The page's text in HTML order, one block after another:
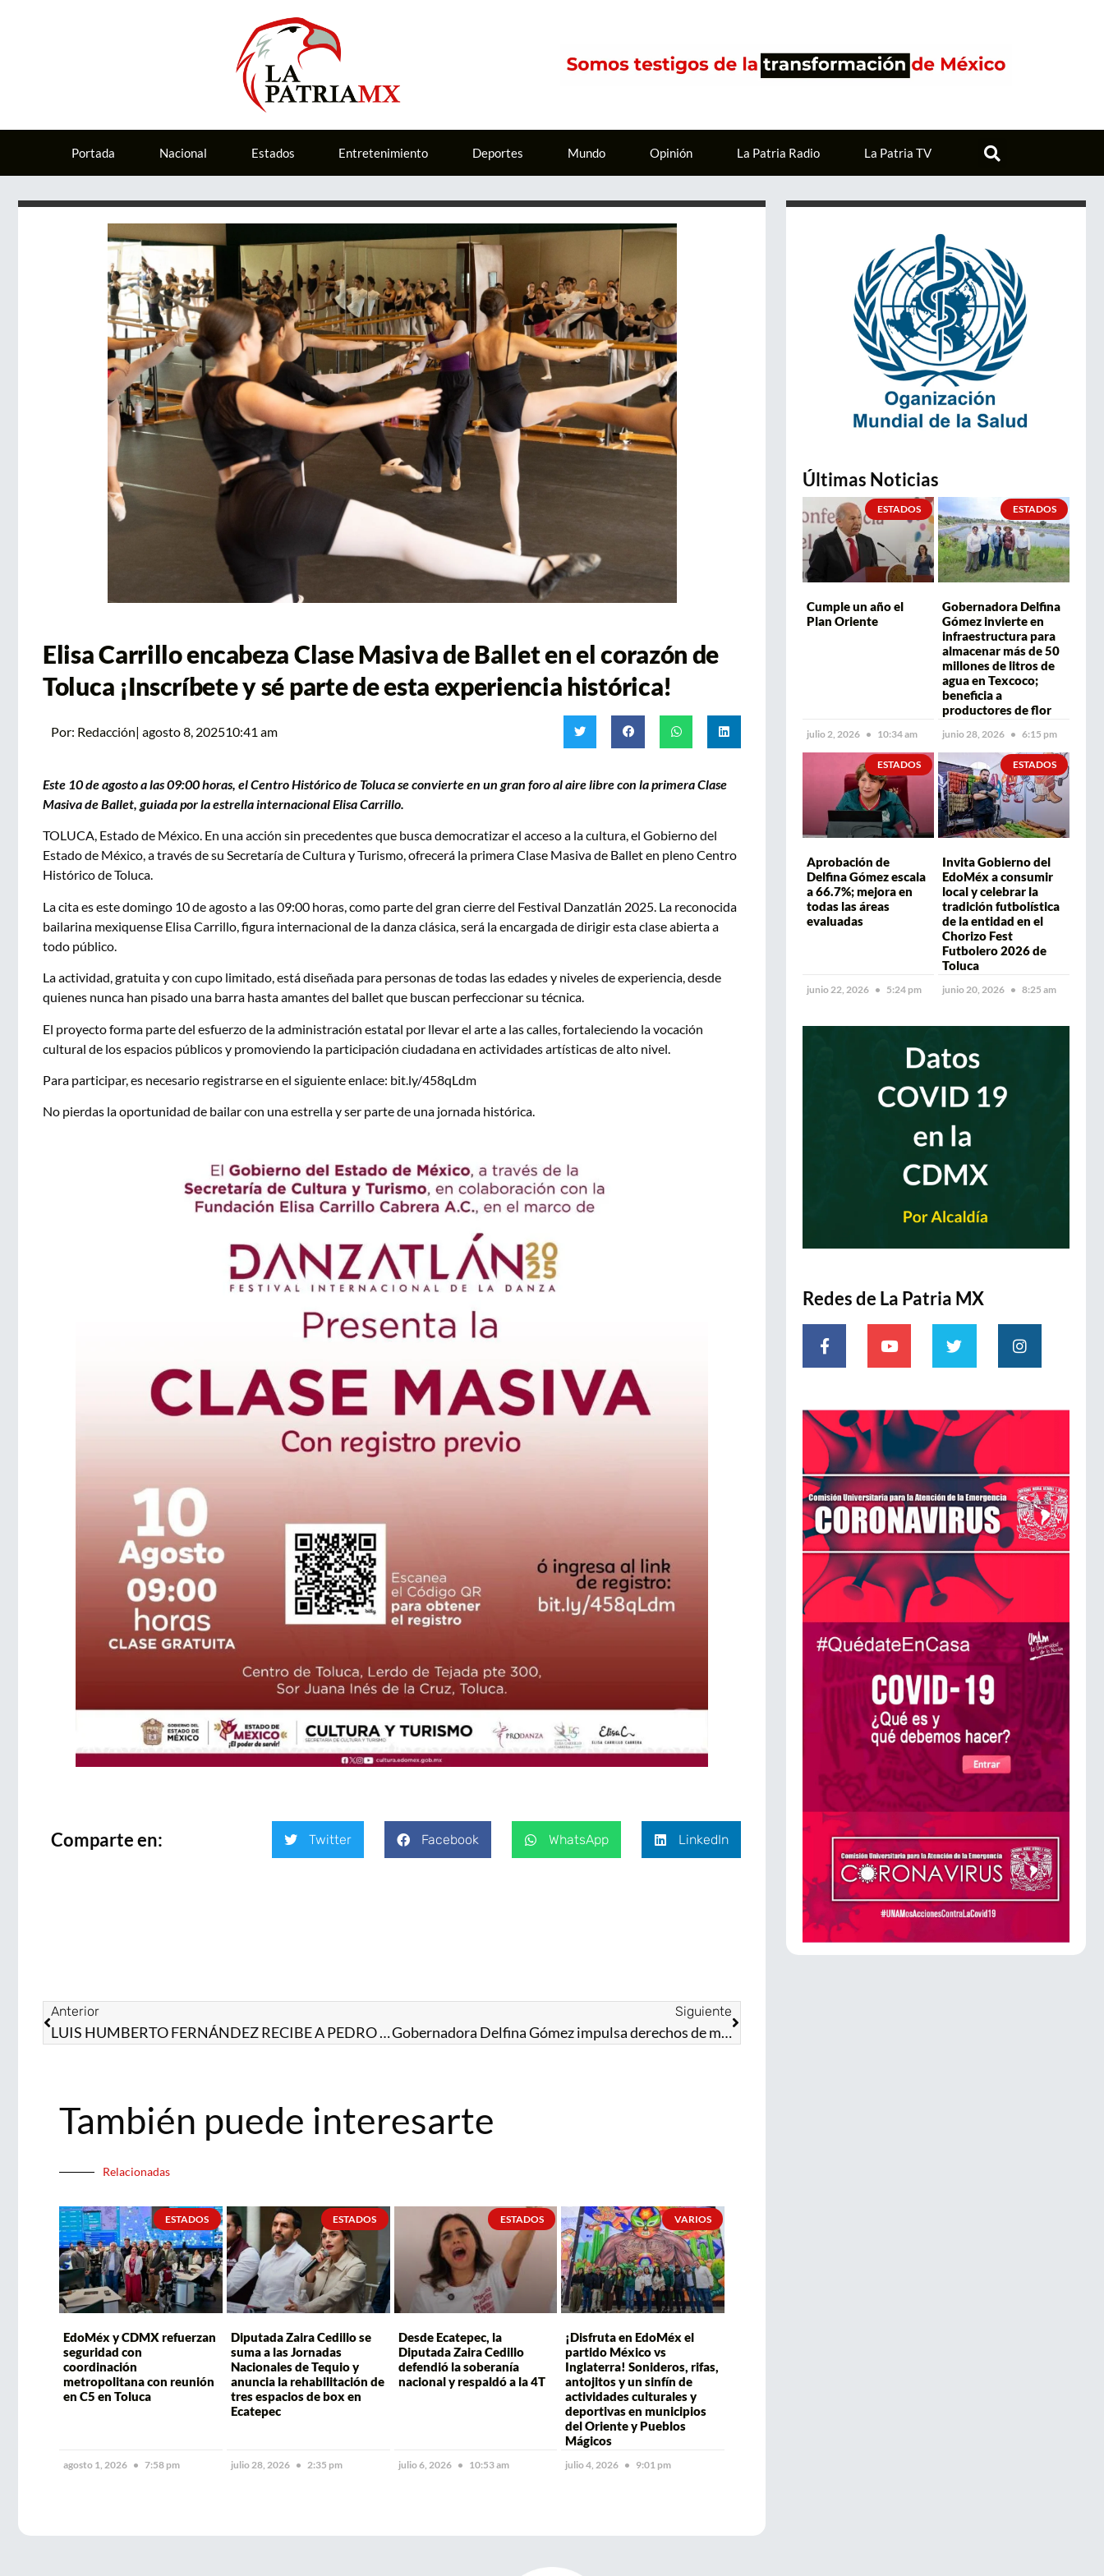
Portada Nacional Estados Entretenimiento Deportes Mundo Opinión La Patria Radio La Patria TV
Elisa Carrillo encabeza Clase Masiva de Ballet en el corazón de
Toluca ¡Inscríbete y sé parte de esta experiencia histórica!
Por: Redacción| agosto 8, 202510:41 am
Este 10 de agosto a las 09:00 horas, el Centro Histórico de Toluca se convierte en un gran foro al aire libre con la primera Clase
Masiva de Ballet, guiada por la estrella internacional Elisa Carrillo.
TOLUCA, Estado de México. En una acción sin precedentes que busca democratizar el acceso a la cultura, el Gobierno del
Estado de México, a través de su Secretaría de Cultura y Turismo, ofrecerá la primera Clase Masiva de Ballet en pleno Centro
Histórico de Toluca.
La cita es este domingo 10 de agosto a las 09:00 horas, como parte del gran cierre del Festival Danzatlán 2025. La reconocida
bailarina mexiquense Elisa Carrillo, figura internacional de la danza clásica, será la encargada de dirigir esta clase abierta a
todo público.
La actividad, gratuita y con cupo limitado, está diseñada para personas de todas las edades y niveles de experiencia, desde
quienes nunca han pisado una barra hasta amantes del ballet que buscan perfeccionar su técnica.
El proyecto forma parte del esfuerzo de la administración estatal por llevar el arte a las calles, fortaleciendo la vocación
cultural de los espacios públicos y promoviendo la participación ciudadana en actividades artísticas de alto nivel.
Para participar, es necesario registrarse en el siguiente enlace: bit.ly/458qLdm
No pierdas la oportunidad de bailar con una estrella y ser parte de una jornada histórica.
Comparte en: Twitter Facebook WhatsApp LinkedIn
Anterior
LUIS HUMBERTO FERNÁNDEZ RECIBE A PEDRO HACES EN QUERÉTARO
Siguiente
Gobernadora Delfina Gómez impulsa derechos de mujeres y niñas para promover la igualdad de género en México
También puede interesarte
Relacionadas
ESTADOS
EdoMéx y CDMX refuerzan
seguridad con
coordinación
metropolitana con reunión
en C5 en Toluca
agosto 1, 2026 7:58 pm
ESTADOS
Diputada Zaira Cedillo se
suma a las Jornadas
Nacionales de Tequio y
anuncia la rehabilitación de
tres espacios de box en
Ecatepec
julio 28, 2026 2:35 pm
ESTADOS
Desde Ecatepec, la
Diputada Zaira Cedillo
defendió la soberanía
nacional y respaldó a la 4T
julio 6, 2026 10:53 am
VARIOS
¡Disfruta en EdoMéx el
partido México vs
Inglaterra! Sonideros, rifas,
antojitos y un sinfín de
actividades culturales y
deportivas en municipios
del Oriente y Pueblos
Mágicos
julio 4, 2026 9:01 pm
Últimas Noticias
ESTADOS
Cumple un año el
Plan Oriente
julio 2, 2026 10:34 am
ESTADOS
Gobernadora Delfina
Gómez invierte en
infraestructura para
almacenar más de 50
millones de litros de
agua en Texcoco;
beneficia a
productores de flor
junio 28, 2026 6:15 pm
ESTADOS
Aprobación de
Delfina Gómez escala
a 66.7%; mejora en
todas las áreas
evaluadas
junio 22, 2026 5:24 pm
ESTADOS
Invita Gobierno del
EdoMéx a consumir
local y celebrar la
tradición futbolística
de la entidad en el
Chorizo Fest
Futbolero 2026 de
Toluca
junio 20, 2026 8:25 am
Redes de La Patria MX